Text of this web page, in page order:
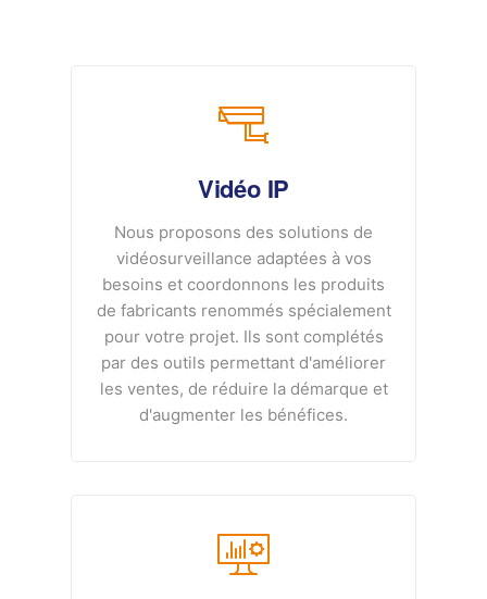
Vidéo IP
Nous proposons des solutions de
vidéosurveillance adaptées à vos
besoins et coordonnons les produits
de fabricants renommés spécialement
pour votre projet. Ils sont complétés
par des outils permettant d'améliorer
les ventes, de réduire la démarque et
d'augmenter les bénéfices.